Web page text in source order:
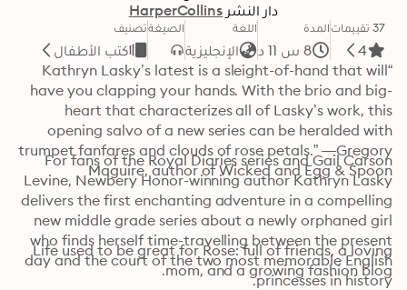
دار النشر HarperCollins
37 تقييمات
4
المدة
8 س 11 د
اللغة
الإنجليزية
الصيغةتصنيف
كتب الأطفال
have you clapping your hands. With the brio and big-
trumpet fanfares and clouds of rose petals.” —Gregory
Maguire, author of Wicked and Egg & Spoon
For fans of the Royal Diaries series and Gail Carson
delivers the first enchanting adventure in a compelling
who finds herself time-travelling between the present
day and the court of the two most memorable English
princesses in history.
Life used to be great for Rose: full of friends, a loving
mom, and a growing fashion blog.